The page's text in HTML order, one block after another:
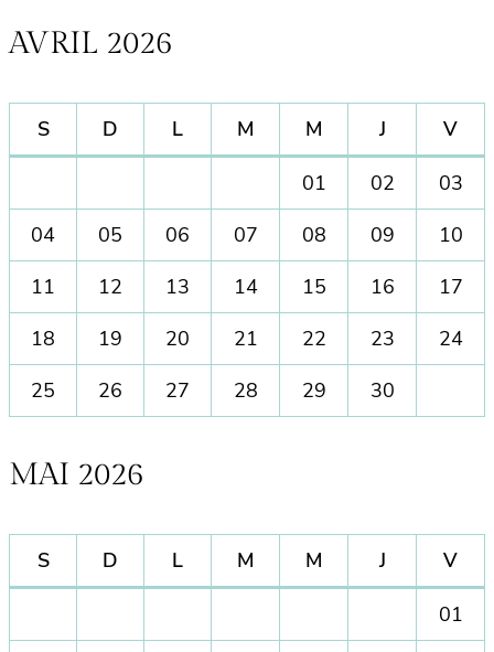
AVRIL 2026
S D L M M J V
01 02
03
04
05 06 07 08 09
10
11
12 13 14 15 16
17
18
19 20 21 22 23
24
25
26 27 28 29 30
MAI 2026
S D L M M J V
01